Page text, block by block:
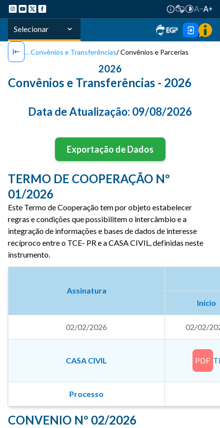
Selecionar
Convênios e Transferências Convênios e Parcerias
2026
Convênios e Transferências - 2026
Data de Atualização: 09/08/2026
Exportação de Dados
TERMO DE COOPERAÇÃO Nº
01/2026
Este Termo de Cooperação tem por objeto estabelecer
regras e condições que possibilitem o intercâmbio e a
integração de informações e bases de dados de interesse
recíproco entre o TCE- PR e a CASA CIVIL, definidas neste
instrumento.
Assinatura
Início
02/02/2026 02/02/
CASA CIVIL PDF
Processo
CONVENIO Nº 02/2026